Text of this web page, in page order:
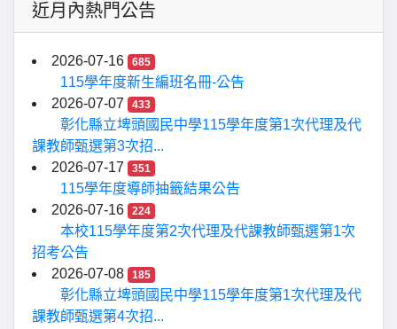
近月內熱門公告
2026-07-16 685
115學年度新生編班名冊-公告
2026-07-07
433
彰化縣立埤頭國民中學115學年度第1次代理及代
課教師甄選第3次招...
2026-07-17
351
115學年度導師抽籤結果公告
2026-07-16
224
本校115學年度第2次代理及代課教師甄選第1次
招考公告
2026-07-08
185
彰化縣立埤頭國民中學115學年度第1次代理及代
課教師甄選第4次招...